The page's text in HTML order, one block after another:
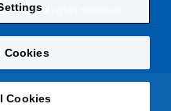
All rights reserved
Cookies
Cookies